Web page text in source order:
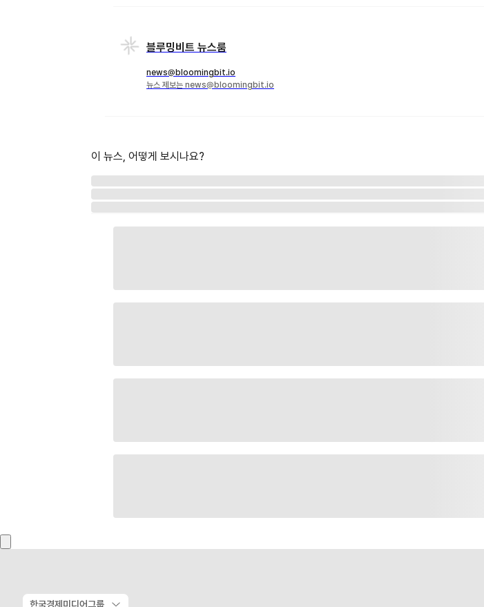
블루밍비트 뉴스룸
news@bloomingbit.io
뉴스 제보는 news@bloomingbit.io
이 뉴스, 어떻게 보시나요?
한국경제미디어그룹